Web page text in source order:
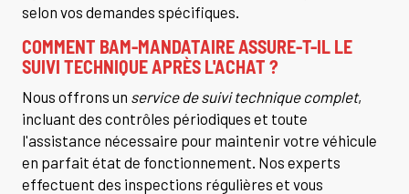
selon vos demandes spécifiques.
COMMENT BAM-MANDATAIRE ASSURE-T-IL LE
SUIVI TECHNIQUE APRÈS L'ACHAT ?
Nous offrons un service de suivi technique complet,
incluant des contrôles périodiques et toute
l'assistance nécessaire pour maintenir votre véhicule
en parfait état de fonctionnement. Nos experts
effectuent des inspections régulières et vous